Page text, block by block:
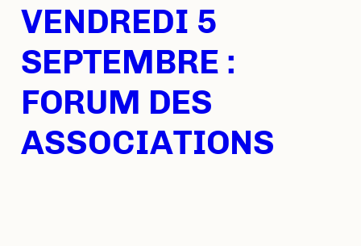
VENDREDI 5
SEPTEMBRE :
FORUM DES
ASSOCIATIONS